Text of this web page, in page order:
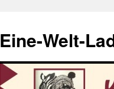
Eine-Welt-